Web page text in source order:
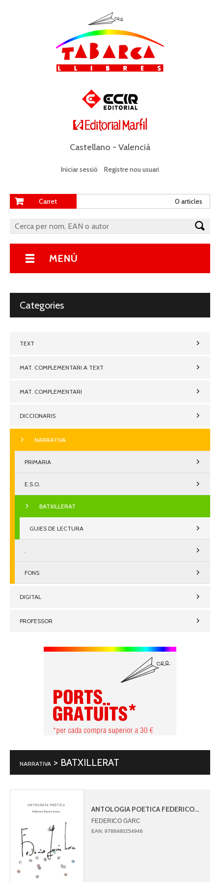
Castellano - Valencià
Iniciar sessió Registre nou usuari
Carret 0 articles
MENÚ
Categories
TEXT
MAT. COMPLEMENTARI A TEXT
MAT. COMPLEMENTARI
DICCIONARIS
NARRATIVA
PRIMARIA
E.S.O.
BATXILLERAT
GUIES DE LECTURA
.
FONS
DIGITAL
PROFESSOR
NARRATIVA > BATXILLERAT
ANTOLOGIA POETICA FEDERICO...
FEDERICO GARC
EAN: 9788480254946